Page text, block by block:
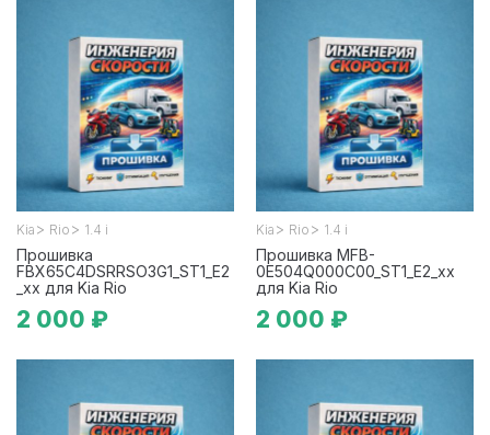
Kia > Rio > 1.4 i
Прошивка
FBX65C4DSRRSO3G1_ST1_E2
_xx для Kia Rio
2 000 ₽
Kia > Rio > 1.4 i
Прошивка MFB-
0E504Q000C00_ST1_E2_xx
для Kia Rio
2 000 ₽